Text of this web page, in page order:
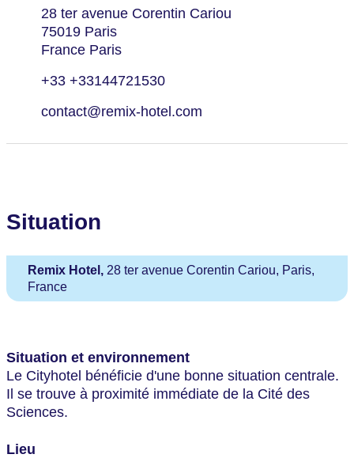
28 ter avenue Corentin Cariou
75019 Paris
France Paris
+33 +33144721530
contact@remix-hotel.com
Situation
Remix Hotel, 28 ter avenue Corentin Cariou, Paris,
France
Situation et environnement
Le Cityhotel bénéficie d'une bonne situation centrale.
Il se trouve à proximité immédiate de la Cité des
Sciences.
Lieu